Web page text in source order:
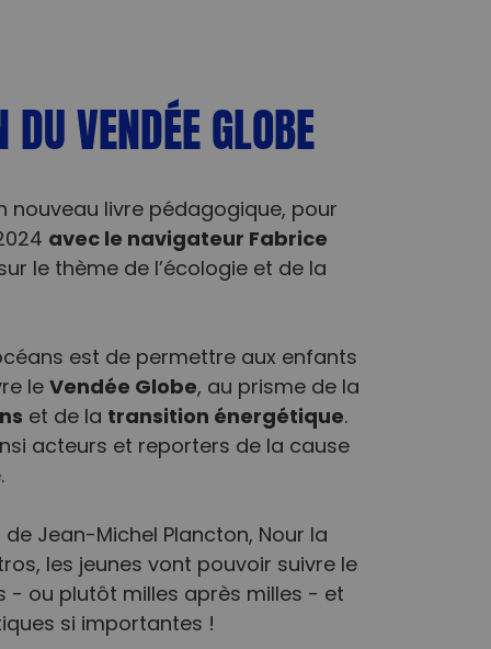
VENDÉE GLOBE
nouveau livre pédagogique, pour
avec le navigateur Fabrice
le thème de l’écologie et de la
est de permettre aux enfants
leVendée Globe, au prisme de la
et de la transition énergétique.
acteurs et reporters de la cause
Jean-Michel Plancton, Nour la
les jeunes vont pouvoir suivre le
- ou plutôt milles après milles - et
si importantes !